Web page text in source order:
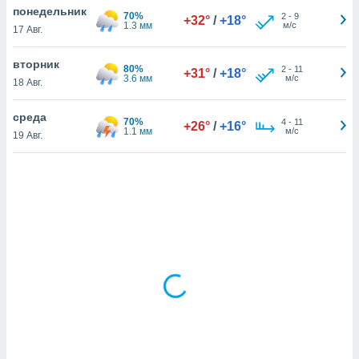
равно
нашим
понедельник
17 Авг.
70%
1.3 мм
+32° / +18° 2- 9
м/с
вторник
18 Авг.
80%
3.6 мм
+31° / +18° 2- 11
м/с
среда
19 Авг.
70%
1.1 мм
+26° / +16° 4- 11
м/с